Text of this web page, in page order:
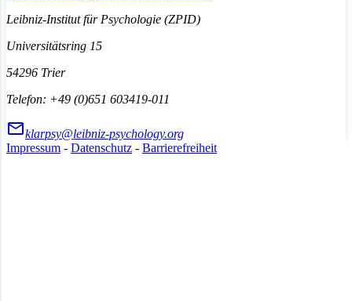
Leibniz-Institut für Psychologie (ZPID)
Universitätsring 15
54296 Trier
Telefon: +49 (0)651 603419-011
klarpsy@leibniz-psychology.org
Impressum - Datenschutz - Barrierefreiheit